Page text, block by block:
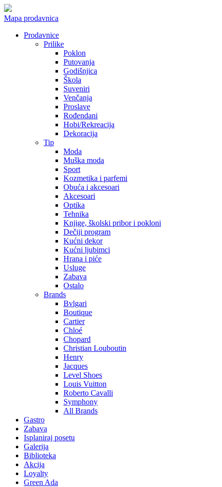
Mapa prodavnica
Prodavnice
Prilike
Poklon
Putovanja
Godišnjica
Škola
Suveniri
Venčanja
Proslave
Rođendani
Hobi/Rekreacija
Dekoracija
Tip
Moda
Muška moda
Sport
Kozmetika i parfemi
Obuća i akcesoari
Akcesoari
Optika
Tehnika
Knjige, školski pribor i pokloni
Dečiji program
Kućni dekor
Kućni ljubimci
Hrana i piće
Usluge
Zabava
Ostalo
Brands
Bvlgari
Boutique
Cartier
Chloé
Chopard
Christian Louboutin
Henry
Jacques
Level Shoes
Louis Vuitton
Roberto Cavalli
Symphony
All Brands
Gastro
Zabava
Isplaniraj posetu
Galerija
Biblioteka
Akcija
Loyalty
Green Ada